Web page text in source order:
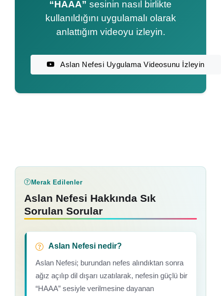
“HAAA” sesinin nasıl birlikte
kullanıldığını uygulamalı olarak
anlattığım videoyu izleyin.
Aslan Nefesi Uygulama Videosunu İzleyin
Merak Edilenler
Aslan Nefesi Hakkında Sık
Sorulan Sorular
Aslan Nefesi nedir?
Aslan Nefesi; burundan nefes alındıktan sonra
ağız açılıp dil dışarı uzatılarak, nefesin güçlü bir
“HAAA” sesiyle verilmesine dayanan